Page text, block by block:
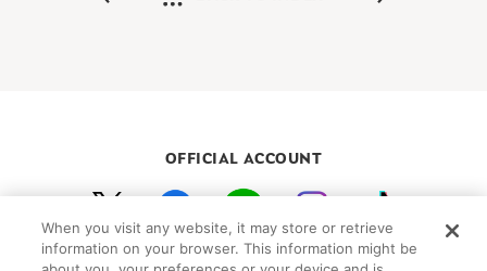
OFFICIAL ACCOUNT
初めての方向けガイド FAQ お問い合わせ
プライバシーポリシー サイトマップ
When you visit any website, it may store or retrieve
information on your browser. This information might be